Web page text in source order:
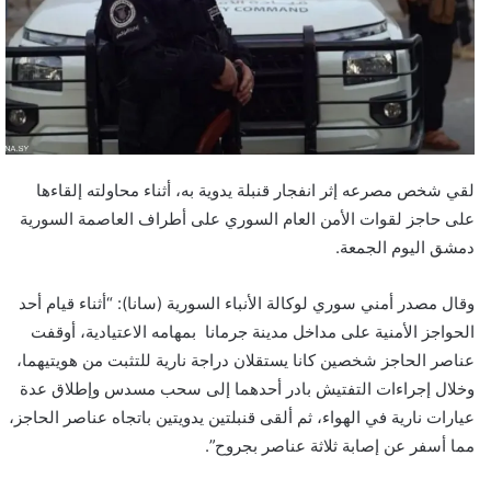
ا
إ
ل
ك
ت
و
ن
لقي شخص مصرعه إثر انفجار قنبلة يدوية به، أثناء محاولته إلقاءها
على حاجز لقوات الأمن العام السوري على أطراف العاصمة السورية
دمشق اليوم الجمعة.
وقال مصدر أمني سوري لوكالة الأنباء السورية (سانا): “أثناء قيام أحد
الحواجز الأمنية على مداخل مدينة جرمانا بمهامه الاعتيادية، أوقفت
عناصر الحاجز شخصين كانا يستقلان دراجة نارية للتثبت من هويتيهما،
وخلال إجراءات التفتيش بادر أحدهما إلى سحب مسدس وإطلاق عدة
عيارات نارية في الهواء، ثم ألقى قنبلتين يدويتين باتجاه عناصر الحاجز،
مما أسفر عن إصابة ثلاثة عناصر بجروح”.